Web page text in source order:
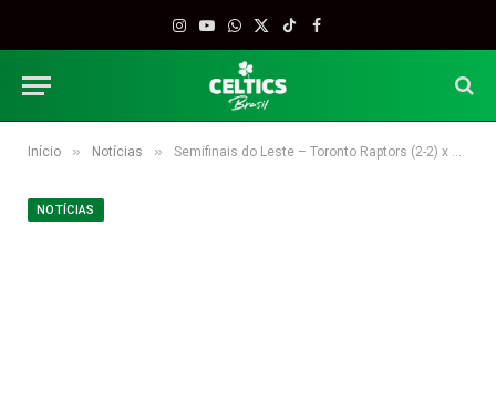
Instagram
YouTube
WhatsApp
X
TikTokFacebook
Início » Notícias » Semifinais do Leste – Toronto Raptors (2-2) x Boston Celtics (2-2)
NOTÍCIAS